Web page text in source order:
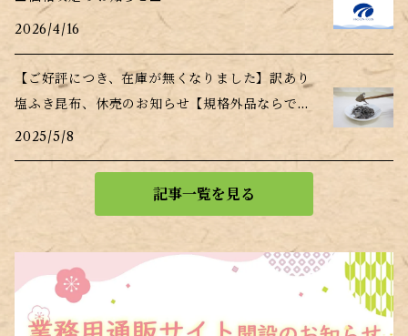
2026/4/16
【ご好評につき、在庫が無くなりました】訳あり
塩ふき昆布、休売のお知らせ【規格外品ならでは
の事情】
2025/5/8
記事一覧を見る